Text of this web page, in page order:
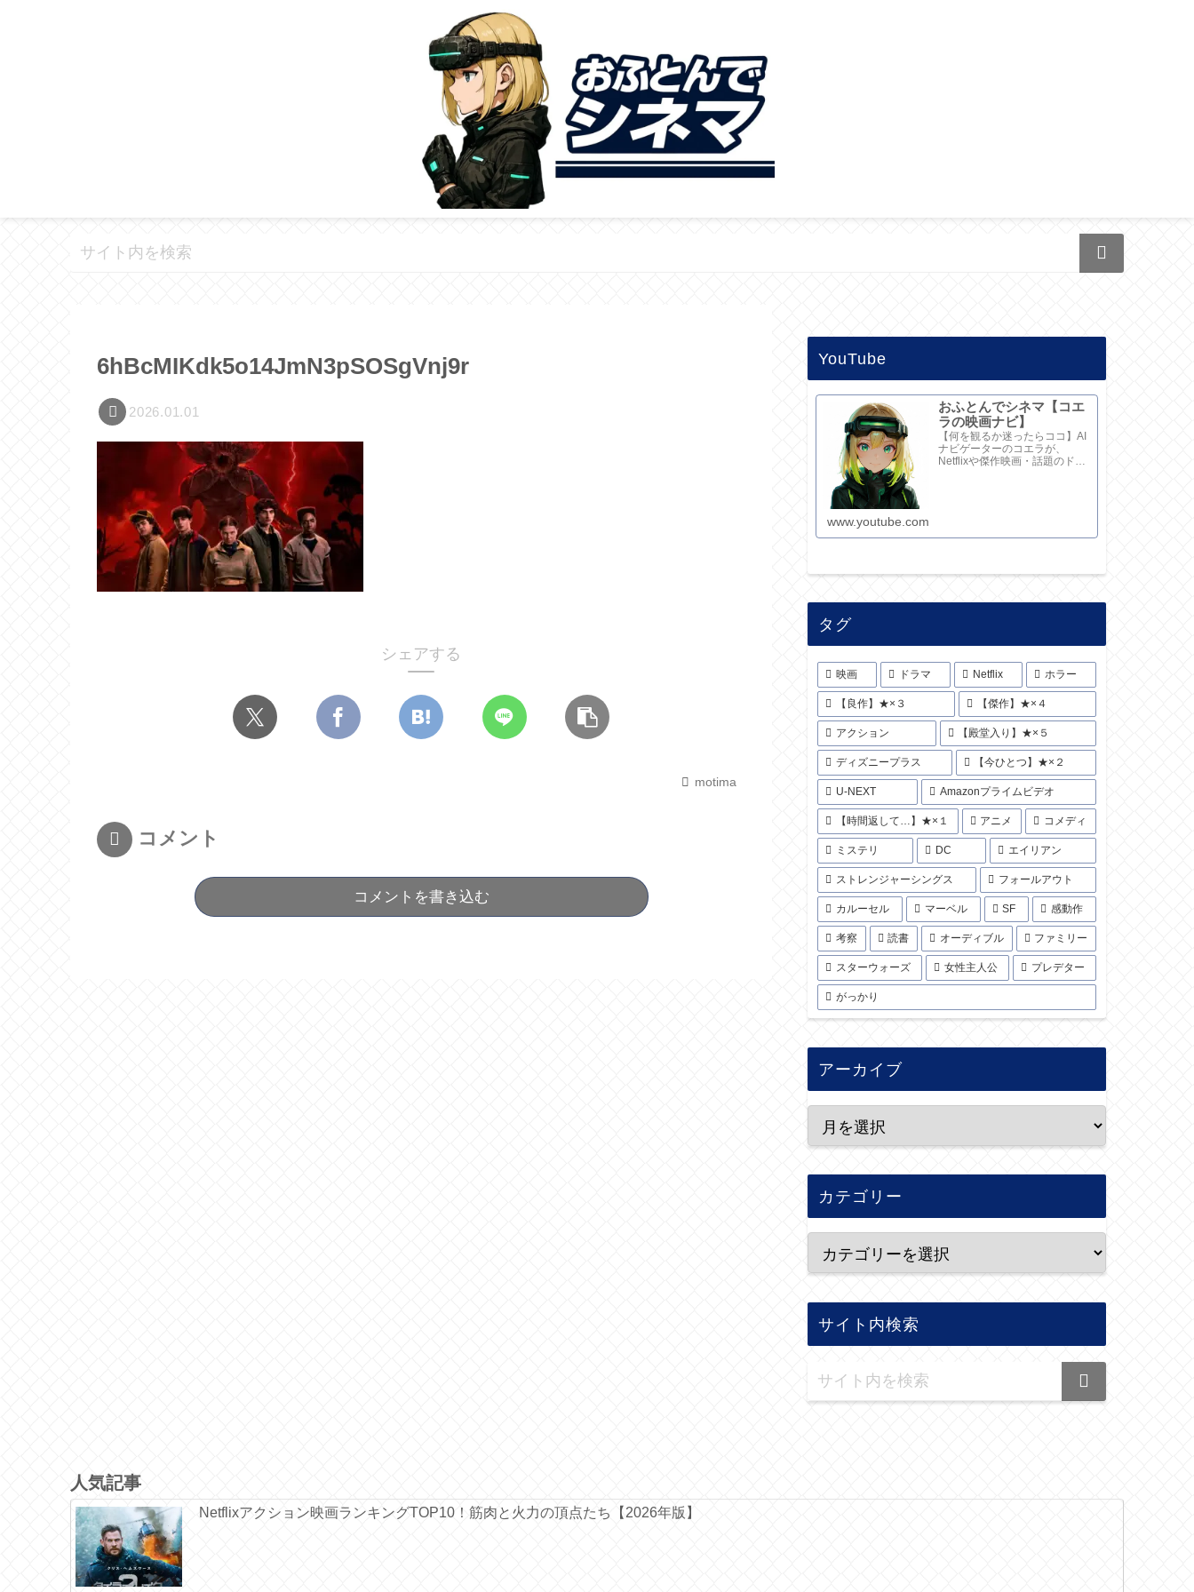
6hBcMIKdk5o14JmN3pSOSgVnj9r
2026.01.01
シェアする
motima
コメント
コメントを書き込む
YouTube
おふとんでシネマ【コエ
ラの映画ナビ】
【何を観るか迷ったらココ】AI
ナビゲーターのコエラが、
Netflixや傑作映画・話題のドラ
www.youtube.com
タグ
映画 ドラマ Netflix ホラー
【良作】★×３ 【傑作】★×４
アクション 【殿堂入り】★×５
ディズニープラス 【今ひとつ】★×２
U-NEXT Amazonプライムビデオ
【時間返して…】★×１ アニメ コメディ
ミステリ DC エイリアン
ストレンジャーシングス フォールアウト
カルーセル マーベル SF 感動作
考察 読書 オーディブル ファミリー
スターウォーズ 女性主人公 プレデター
がっかり
アーカイブ
カテゴリー
サイト内検索
人気記事
Netflixアクション映画ランキングTOP10！筋肉と火力の頂点たち【2026年版】